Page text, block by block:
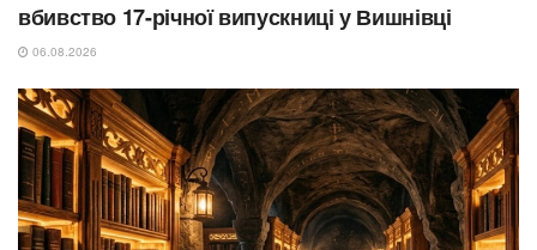
вбивство 17-річної випускниці у Вишнівці
06.08.2026